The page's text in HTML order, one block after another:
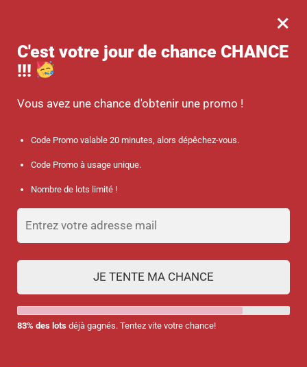
0
-10 % sur votre commande dès 45 € d’achat avec le code promo :
SANTÉ
montre infirmière
×
C'est votre jour de chance CHANCE
!!!
Vous avez une chance d'obtenir une promo !
Code Promo valable 20 minutes, alors dépêchez-vous.
Code Promo à usage unique.
Nombre de lots limité !
JE TENTE MA CHANCE
83% des lots déjà gagnés. Tentez vite votre chance!